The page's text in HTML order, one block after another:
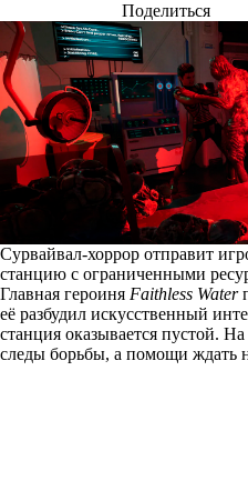
Поделиться
Сурвайвал-хоррор отправит
станцию с ограниченными
Главная героиня Faithless Water
её разбудил искусственный
станция оказывается пустой.
следы борьбы, а помощи ждать